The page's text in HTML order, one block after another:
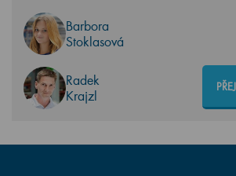
Barbora
Stoklasová
Radek
Krajzl